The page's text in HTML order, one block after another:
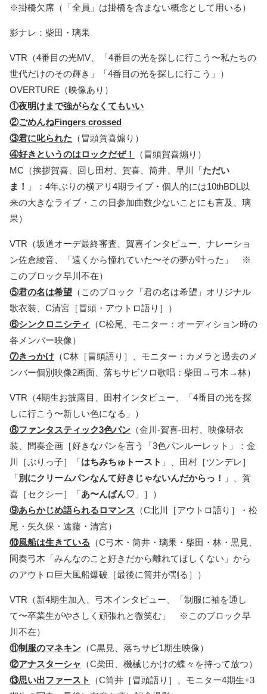
※掛橋欠席（「全員」は掛橋を含まない概念として用いる）
影ナレ：柴田・璃果
VTR（4番目の光MV、「4番目の光を探しに行こう〜私たちの
世代だけのその輝き」「4番目の光を探しに行こう」）
OVERTURE（映像あり）
①夜明けまで強がらなくてもいい
②ごめんねFingers crossed
③君に叱られた （冒頭賀喜煽り）
④好きというのはロックだぜ！
（冒頭賀喜煽り）
MC（挨拶賀喜、回し田村、賀喜、筒井、早川「ただい
ま！
」：4年ぶりの横アリ4期ライブ・個人的には10thBDL以
来の大きなライブ・この日参加曲数少ないことにも言及、璃
果）
VTR（坂道オーデ最終審査、賀喜インタビュー、ナレーショ
ン佐倉綾音、「遠くから憧れていた〜その夢が叶った」 ※
このブロック早川不在）
⑤君の名は希望 （このブロック「君の名は希望」オリジナル
歌衣装、C清宮［冒頭・アウトロ語り］）
⑥シンクロニシティ
（C松尾、モニター：オーディション時の
各メンバー映像）
⑦きっかけ （C林［冒頭語り］、モニター：カメラと過去のメ
ンバー個別映像2画面、落ちサビソロ歌唱：柴田→弓木→林）
VTR（4期生お披露目、田村インタビュー、「4番目の光を探
しに行こう〜新しい色になる」）
⑧ファンタスティック3色パン （金川-賀喜-田村、映像研衣
装、間奏企画［好きなパンを言う「3色パンルーレット」：金
川［ぶりっ子］「はちみちゅトースト 」、田村［ツンデレ］
「別にクリームパンなんて好きじゃないんだからっ！
」、賀
喜［セクシー］「あ〜んぱん♡ 」］）
⑨あらかじめ語られるロマンス （C北川［アウトロ語り］・松
尾・矢久保・遠藤・清宮）
⑩風船は生きている （C弓木・筒井・璃果・柴田・林・黒見、
間奏弓木「みんなのこと好きだから離れてほしくない」から
のアウトロ巨大風船爆破［最後に筒井が割る］）
VTR（新4期生加入、弓木インタビュー、「制服に袖を通し
て〜卒業生がやさしく頑張れと微笑む」 ※このブロック早
川不在）
⑪制服のマネキン （C黒見、落ちサビ1期生映像）
⑫アナスターシャ
（C柴田、機械じかけの蝶々を持って放つ）
⑬思い出ファースト
（C筒井［冒頭語り］、モニター4期生+3